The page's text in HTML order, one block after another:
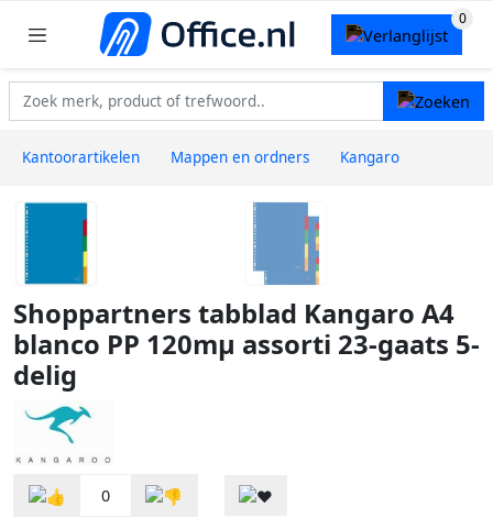
Kantoorartikelen Mappen en ordners Kangaro
Shoppartners tabblad Kangaro A4
blanco PP 120mµ assorti 23-gaats 5-
delig
0